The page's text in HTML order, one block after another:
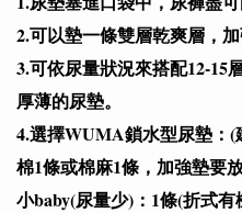
2.可以墊一條雙層乾爽層，加
3.可依尿量狀況來搭配12-15
厚薄的尿墊。
4.選擇WUMA鎖水型尿墊：
棉1條或棉麻1條，加強墊要
小baby(尿量少)：1條(折式